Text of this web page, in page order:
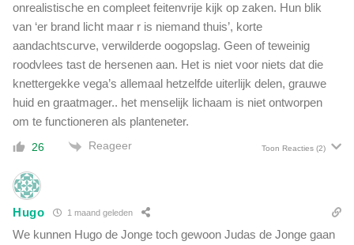
onrealistische en compleet feitenvrije kijk op zaken. Hun blik
van ‘er brand licht maar r is niemand thuis’, korte
aandachtscurve, verwilderde oogopslag. Geen of teweinig
roodvlees tast de hersenen aan. Het is niet voor niets dat die
knettergekke vega’s allemaal hetzelfde uiterlijk delen, grauwe
huid en graatmager.. het menselijk lichaam is niet ontworpen
om te functioneren als planteneter.
26 Reageer Toon Reacties (2)
Hugo 1 maand geleden
We kunnen Hugo de Jonge toch gewoon Judas de Jonge gaan